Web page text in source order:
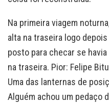
Na primeira viagem
alta na traseira logo
posto para checar se
na traseira. Pior: Felipe
Uma das lanternas de
Alguém achou um pedaço